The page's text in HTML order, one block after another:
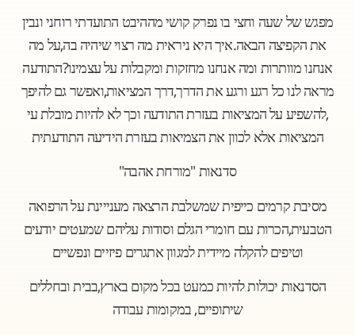
מפגש של שעה וחצי בו נפרק קושי מההיבט התועדתי רוחני ונבין
את הקפיצה הבאה.איך היא ניראית מה רצוי שיהיה בה,על מה
אנחנו מוותרות ומה אנחנו מחזקות ומקבלות על עצמינו?התודעה
מראה לנו כל רגע ורגע את הדרך,דרך המציאות,ואפשר גם להיפך
,להשפיע על המציאות בעזרת התודעה וכך לא להיות מובלת עי
המציאות אלא לכוון את הצמיאות בעזרת הידיעה התודעתית
סדנאות "מורחת אהבה"
מסיבת קרמים כייפית שמשלבת הרצאה מענייינת על הרפואה
הטבעית,הכרות עם חומרי הגלם וסודות עליהם שמעטים יודעים
וטיפים להקלה מיידית למגוון אתגרים פיזיים ונפשיים
הסדנאות יכולות להיות כמעט בכל מקום בארץ,בבית ובחללים
שיתופיים, במקומות עבודה